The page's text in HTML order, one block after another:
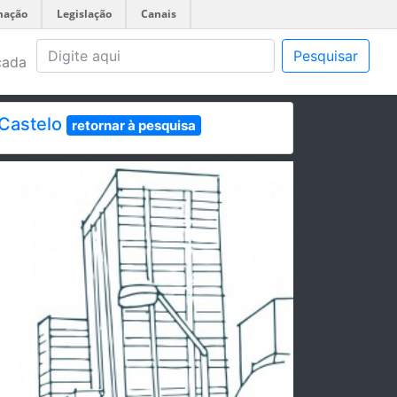
Legislação Canais
Pesquisar
retornar à pesquisa